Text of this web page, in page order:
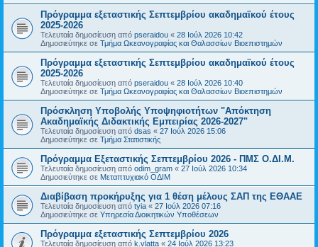
Πρόγραμμα εξεταστικής Σεπτεμβρίου ακαδημαϊκού έτους
2025-2026
Τελευταία δημοσίευση από pseraidou « 28 Ιούλ 2026 10:42
Δημοσιεύτηκε σε Τμήμα Ωκεανογραφίας και Θαλασσίων Βιοεπιστημών
Πρόγραμμα εξεταστικής Σεπτεμβρίου ακαδημαϊκού έτους
2025-2026
Τελευταία δημοσίευση από pseraidou « 28 Ιούλ 2026 10:40
Δημοσιεύτηκε σε Τμήμα Ωκεανογραφίας και Θαλασσίων Βιοεπιστημών
Πρόσκληση Υποβολής Υποψηφιοτήτων "Απόκτηση
Ακαδημαϊκής Διδακτικής Εμπειρίας 2026-2027"
Τελευταία δημοσίευση από dsas « 27 Ιούλ 2026 15:06
Δημοσιεύτηκε σε Τμήμα Στατιστικής
Πρόγραμμα Εξεταστικής Σεπτεμβρίου 2026 - ΠΜΣ Ο.ΔΙ.Μ.
Τελευταία δημοσίευση από odim_gram « 27 Ιούλ 2026 10:34
Δημοσιεύτηκε σε Μεταπτυχιακό ΟΔΙΜ
Διαβίβαση προκήρυξης για 1 θέση μέλους ΣΑΠ της ΕΘΑΑΕ
Τελευταία δημοσίευση από tyia « 27 Ιούλ 2026 07:16
Δημοσιεύτηκε σε Υπηρεσία Διοικητικών Υποθέσεων
Πρόγραμμα εξεταστικής Σεπτεμβρίου 2026
Τελευταία δημοσίευση από k.vlatta « 24 Ιούλ 2026 13:23